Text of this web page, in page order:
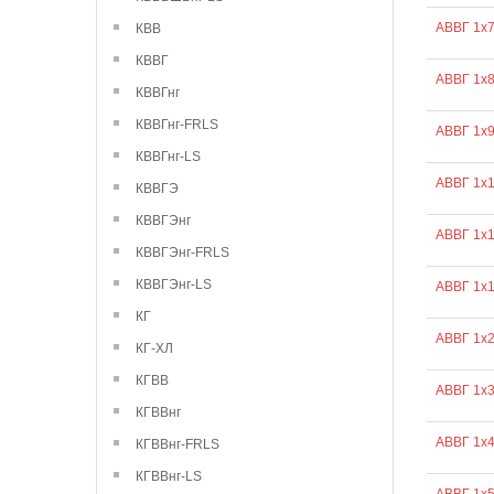
КВВ
КВВГ
КВВГнг
КВВГнг-FRLS
КВВГнг-LS
КВВГЭ
КВВГЭнг
КВВГЭнг-FRLS
КВВГЭнг-LS
КГ
КГ-ХЛ
КГВВ
КГВВнг
КГВВнг-FRLS
КГВВнг-LS
АВВГ
АВВГ
АВВГ
АВВГ
АВВГ
АВВГ
АВВГ
АВВГ
АВВГ